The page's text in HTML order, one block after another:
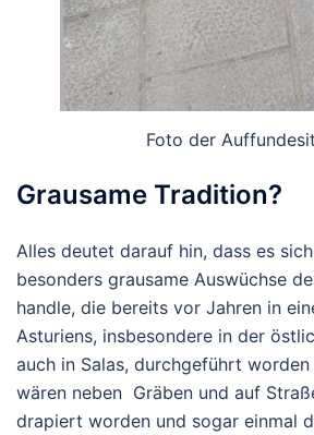
Foto der
Grausame Tradition?
Alles deutet darauf hin, dass es
besonders grausame Auswüchse
handle, die bereits vor Jahren in
Asturiens, insbesondere in der
auch in Salas, durchgeführt
wären neben Gräben und auf
drapiert worden und sogar einmal